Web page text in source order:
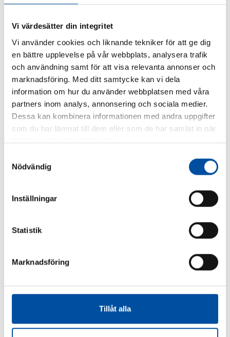
Vi värdesätter din integritet
Vi använder cookies och liknande tekniker för att ge dig
en bättre upplevelse på vår webbplats, analysera trafik
och användning samt för att visa relevanta annonser och
marknadsföring. Med ditt samtycke kan vi dela
information om hur du använder webbplatsen med våra
partners inom analys, annonsering och sociala medier.
Dessa kan kombinera informationen med andra uppgifter
som du har lämnat till dem eller som de har samlat in när
du har använt deras tjänster.
Nödvändig
Inställningar
Statistik
Marknadsföring
Tillåt alla
FVB-NEWS 58
How to make district cooling profitable – Swedish
models are drawing interest
2026-06-22
FVB-NEWS 58
The next boost in profits for energy companies will